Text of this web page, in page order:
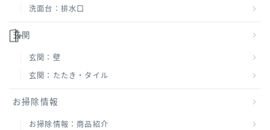
洗面台：排水口
玄関
玄関：壁
玄関：たたき・タイル
お掃除情報
お掃除情報：商品紹介